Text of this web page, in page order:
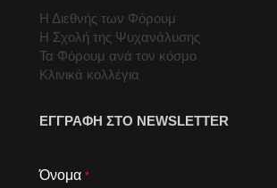
Η Διεθνής των Φόρουμ
Η Σχολή της Ψυχανάλυσης
Τα Φόρουμ ανά τον κόσμο
Κλινικά κολλέγια
ΕΓΓΡΑΦΗ ΣΤΟ NEWSLETTER
Όνομα *